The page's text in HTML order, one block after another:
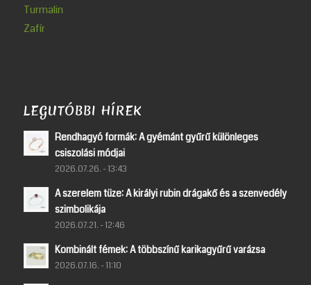
Turmalin
Zafír
LEGUTÓBBI HÍREK
Rendhagyó formák: A gyémánt gyűrű különleges
csiszolási módjai
2026.07.26. - 13:43
A szerelem tüze: A királyi rubin drágakő és a szenvedély
szimbolikája
2026.07.21. - 12:46
Kombinált fémek: A többszínű karikagyűrű varázsa
2026.07.16. - 11:10